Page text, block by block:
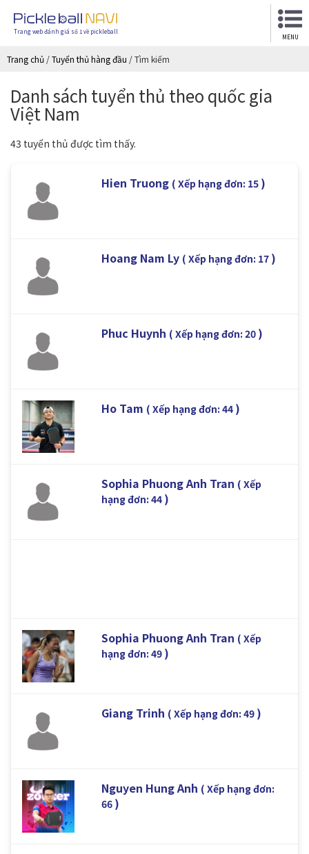
Trang web đánh giá số 1 về pickleball
MENU
Trang chủ /Tuyển thủ hàng đầu /Tìm kiếm
Danh sách tuyển thủ theo quốc gia
Việt Nam
43 tuyển thủ được tìm thấy.
Hien Truong ( Xếp hạng đơn: 15 )
Hoang Nam Ly ( Xếp hạng đơn: 17 )
Phuc Huynh ( Xếp hạng đơn: 20 )
Ho Tam ( Xếp hạng đơn: 44 )
Sophia Phuong Anh Tran ( Xếp
hạng đơn: 44 )
Sophia Phuong Anh Tran ( Xếp
hạng đơn: 49 )
Giang Trinh ( Xếp hạng đơn: 49 )
Nguyen Hung Anh ( Xếp hạng đơn:
66 )